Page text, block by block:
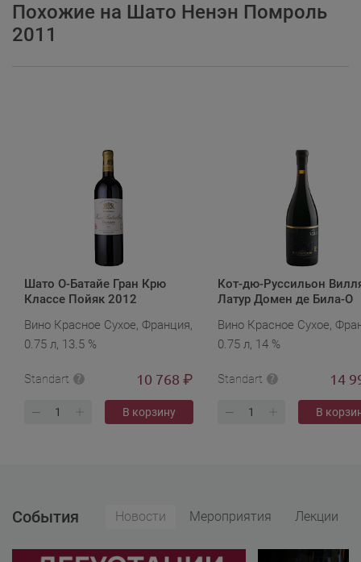
Похожие на Шато Ненэн Помроль
2011
Шато О-Батайе Гран Крю
Классе Пойяк 2012
Вино Красное Сухое, Франция,
0.75 л, 13.5 %
Standart 10 768 ₽
В корзину
Кот-дю-Руссильон
Латур Домен де Била-О
Вино Красное Сухое,
0.75 л, 14 %
Standart 14
В
События Новости Мероприятия Лекции